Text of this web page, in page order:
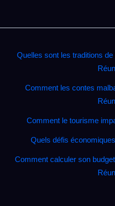
Quelles sont les traditions
Comment les contes
Comment le tourisme
Quels défis
Comment calculer son